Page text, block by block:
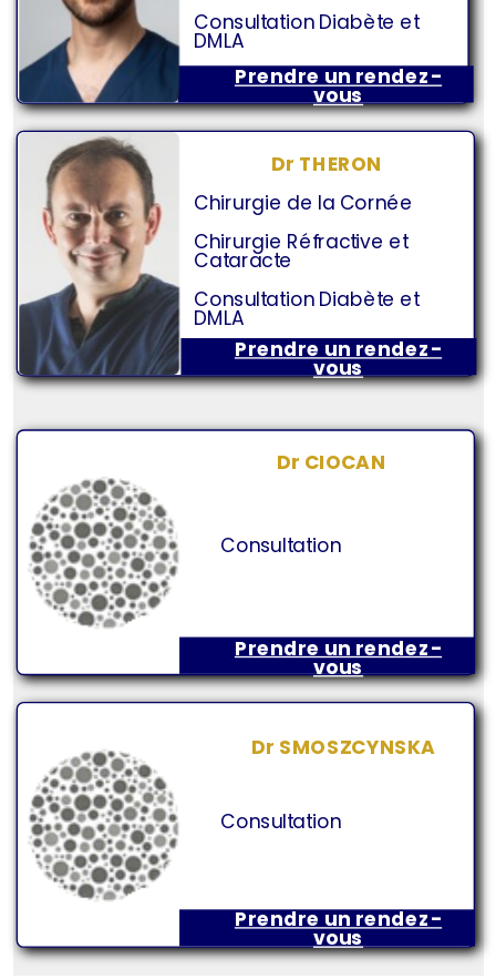
Dr CIOCAN
Consultation Diabète et
DMLA
Prendre un rendez-
vous
Prendre un rendez-
vous
Prendre un rendez-
vous
Consultation
Prendre un rendez-
vous
Chirurgie de la Cornée
Chirurgie Réfractive et
Cataracte
Consultation Diabète et
DMLA
Dr SMOSZCYNSKA
Consultation
Dr THERON